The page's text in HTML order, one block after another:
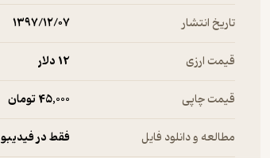
تاریخ انتشار ۱۳۹۷/۱۲/۰۷
قیمت ارزی 12 دلار
قیمت چاپی 45,000 تومان
مطالعه و دانلود فایل فقط در فیدیبو